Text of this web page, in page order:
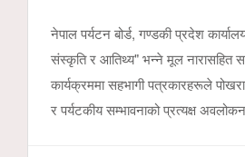
नेपाल पर्यटन बोर्ड, गण्डकी प्रदेश
संस्कृति र आतिथ्य" भन्ने मूल नारासहित
कार्यक्रममा सहभागी पत्रकारहरूले
र पर्यटकीय सम्भावनाको प्रत्यक्ष